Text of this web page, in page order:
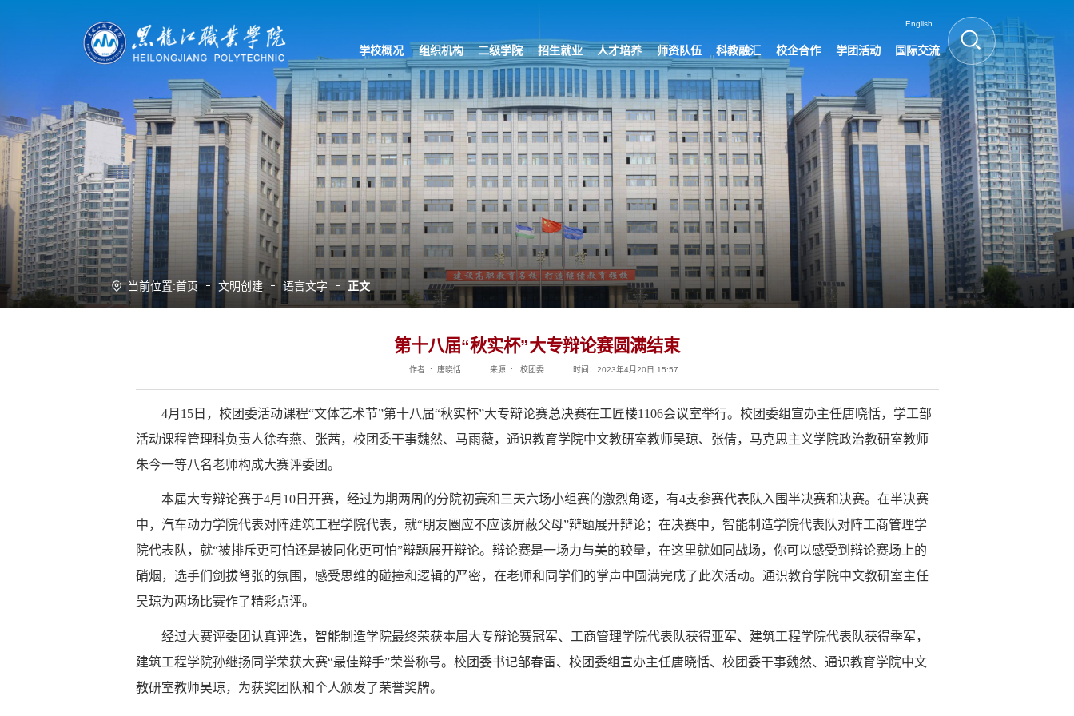
English
学校概况 组织机构 二级学院 招生就业 人才培养 师资队伍 科教融汇 校企合作 学团活动 国际交流
当前位置:首页 文明创建 语言文字 正文
第十八届“秋实杯”大专辩论赛圆满结束
作者 : 唐晓恬 来源 : 校团委 时间：2023年4月20日 15:57
4月15日，校团委活动课程“文体艺术节”第十八届“秋实杯”大专辩论赛总决赛在工匠楼1106会议室举行。校团委组宣办主任唐晓恬，学工部
活动课程管理科负责人徐春燕、张茜，校团委干事魏然、马雨薇，通识教育学院中文教研室教师吴琼、张倩，马克思主义学院政治教研室教师
朱今一等八名老师构成大赛评委团。
本届大专辩论赛于4月10日开赛，经过为期两周的分院初赛和三天六场小组赛的激烈角逐，有4支参赛代表队入围半决赛和决赛。在半决赛
中，汽车动力学院代表对阵建筑工程学院代表，就“朋友圈应不应该屏蔽父母”辩题展开辩论；在决赛中，智能制造学院代表队对阵工商管理学
院代表队，就“被排斥更可怕还是被同化更可怕”辩题展开辩论。辩论赛是一场力与美的较量，在这里就如同战场，你可以感受到辩论赛场上的
硝烟，选手们剑拔弩张的氛围，感受思维的碰撞和逻辑的严密，在老师和同学们的掌声中圆满完成了此次活动。通识教育学院中文教研室主任
吴琼为两场比赛作了精彩点评。
经过大赛评委团认真评选，智能制造学院最终荣获本届大专辩论赛冠军、工商管理学院代表队获得亚军、建筑工程学院代表队获得季军，
建筑工程学院孙继扬同学荣获大赛“最佳辩手”荣誉称号。校团委书记邹春雷、校团委组宣办主任唐晓恬、校团委干事魏然、通识教育学院中文
教研室教师吴琼，为获奖团队和个人颁发了荣誉奖牌。